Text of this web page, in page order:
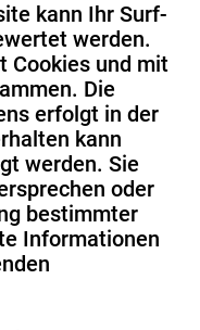
kann Ihr Surf-
werden.
Cookies und mit
Die
erfolgt in der
kann
werden. Sie
oder
bestimmter
Informationen